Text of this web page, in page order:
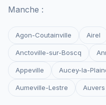
Manche :
Agon-Coutainville Airel
Anctoville-sur-Boscq
Appeville Aucey-la-
Aumeville-Lestre Auvers